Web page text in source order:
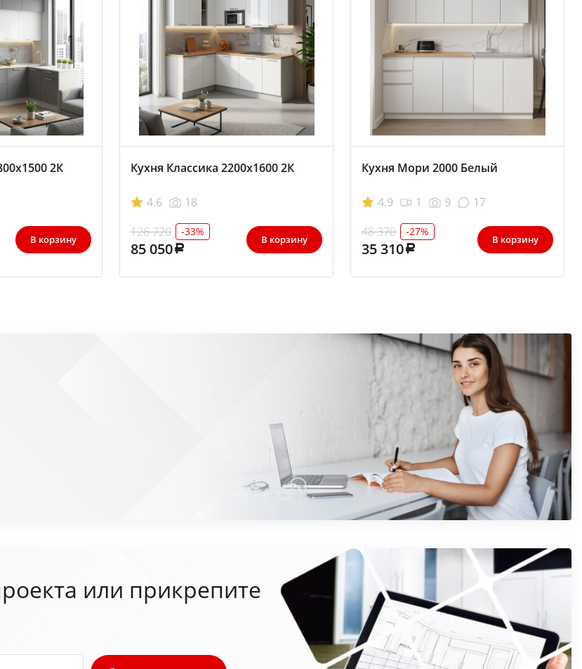
2К
В корзину
Кухня Классика 2200х1600 2К
4.6
18
126 720
-33%
85 050 В корзину
Кухня Мори 2000 Белый
4.9 1 9
17
48 370
-27%
35 310 В корзину
или прикрепите